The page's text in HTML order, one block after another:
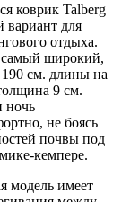
коврик Talberg
вариант для
отдыха.
широкий,
см. длины на
9 см.
ночь
не боясь
почвы под
кемпере.
модель имеет